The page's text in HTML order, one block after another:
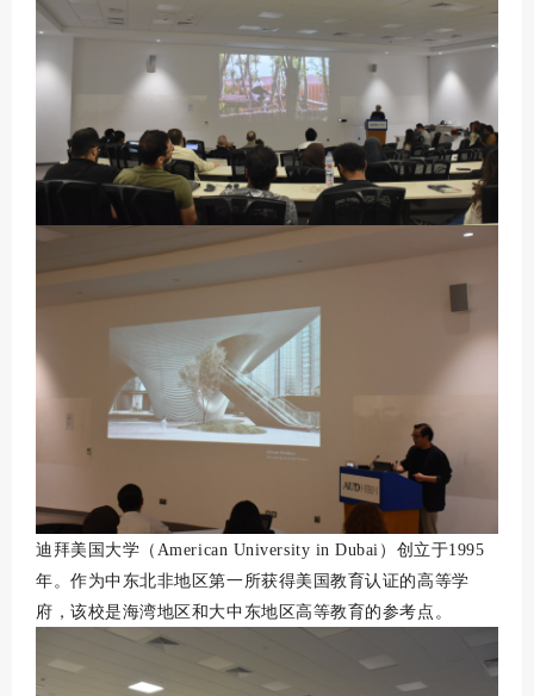
迪拜美国大学（American University in Dubai）创立于1995
年。作为中东北非地区第一所获得美国教育认证的高等学
府，该校是海湾地区和大中东地区高等教育的参考点。